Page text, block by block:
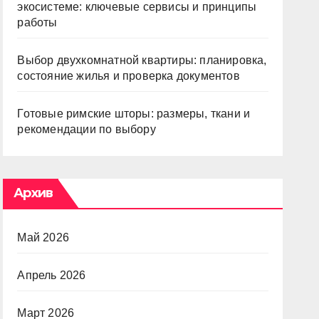
экосистеме: ключевые сервисы и принципы
работы
Выбор двухкомнатной квартиры: планировка,
состояние жилья и проверка документов
Готовые римские шторы: размеры, ткани и
рекомендации по выбору
Архив
Май 2026
Апрель 2026
Март 2026